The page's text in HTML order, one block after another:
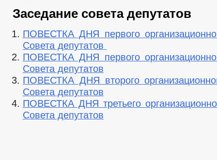
Заседание совета депутатов
ПОВЕСТКА ДНЯ первого
Совета депутатов
ПОВЕСТКА ДНЯ первого
Совета депутатов
ПОВЕСТКА ДНЯ второго
Совета депутатов
ПОВЕСТКА ДНЯ третьего
Совета депутатов